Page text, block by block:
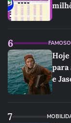
6
para
e
7